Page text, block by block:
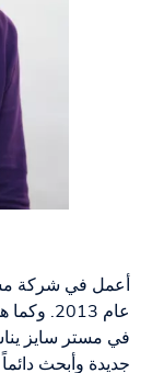
أعمل في شركة
عام
في مستر سايز
جديدة وأبحث